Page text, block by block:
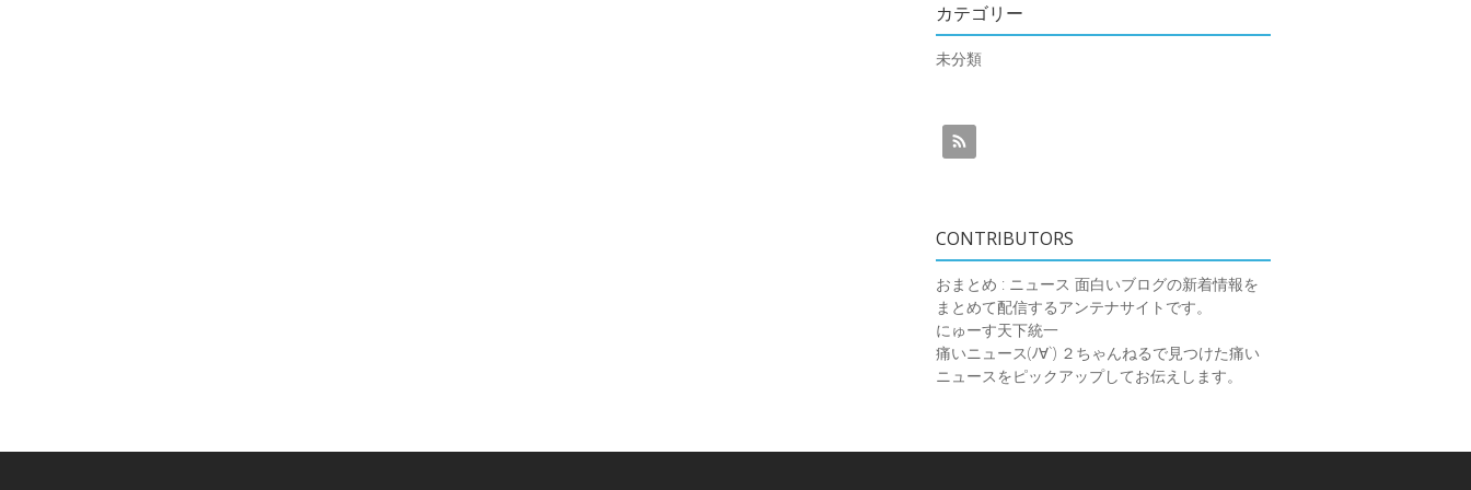
カテゴリー
未分類
CONTRIBUTORS
おまとめ : ニュース 面白いブログの新着情報を
まとめて配信するアンテナサイトです。
にゅーす天下統一
痛いニュース(ﾉ∀`) ２ちゃんねるで見つけた痛い
ニュースをピックアップしてお伝えします。